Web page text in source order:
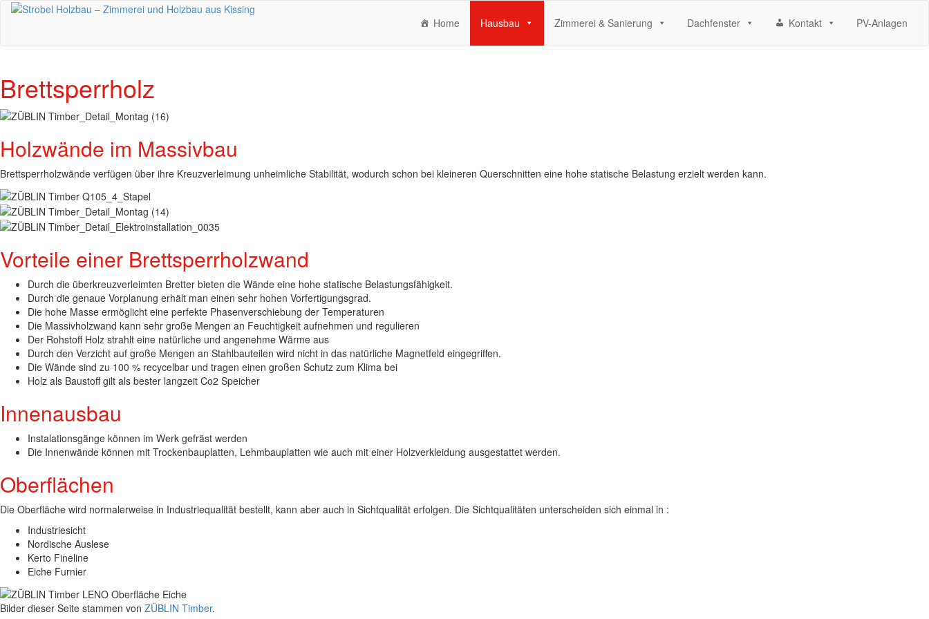
Home Hausbau Zimmerei & Sanierung Dachfenster Kontakt PV-Anlagen
Brettsperrholz
Holzwände im Massivbau
Brettsperrholzwände verfügen über ihre Kreuzverleimung unheimliche Stabilität, wodurch schon bei kleineren Querschnitten eine hohe statische Belastung erzielt werden kann.
Vorteile einer Brettsperrholzwand
Durch die überkreuzverleimten Bretter bieten die Wände eine hohe statische Belastungsfähigkeit.
Durch die genaue Vorplanung erhält man einen sehr hohen Vorfertigungsgrad.
Die hohe Masse ermöglicht eine perfekte Phasenverschiebung der Temperaturen
Die Massivholzwand kann sehr große Mengen an Feuchtigkeit aufnehmen und regulieren
Der Rohstoff Holz strahlt eine natürliche und angenehme Wärme aus
Durch den Verzicht auf große Mengen an Stahlbauteilen wird nicht in das natürliche Magnetfeld eingegriffen.
Die Wände sind zu 100 % recycelbar und tragen einen großen Schutz zum Klima bei
Holz als Baustoff gilt als bester langzeit Co2 Speicher
Innenausbau
Instalationsgänge können im Werk gefräst werden
Die Innenwände können mit Trockenbauplatten, Lehmbauplatten wie auch mit einer Holzverkleidung ausgestattet werden.
Oberflächen
Die Oberfläche wird normalerweise in Industriequalität bestellt, kann aber auch in Sichtqualität erfolgen. Die Sichtqualitäten unterscheiden sich einmal in :
Industriesicht
Nordische Auslese
Kerto Fineline
Eiche Furnier
Bilder dieser Seite stammen von ZÜBLIN Timber.